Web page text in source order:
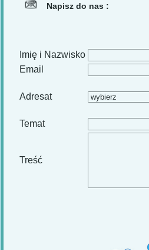
Napisz do nas :
Imię i Nazwisko
Email
Adresat
Temat
Treść